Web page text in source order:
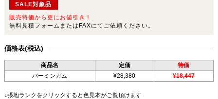
SALE対象品
販売特価から更にお値引き！
無料見積フォームまたはFAXにてご依頼ください。
価格表(税込)
商品名 定価
特価
バーミンガム
¥28,380 ¥18,447
↓張地ランクをクリックすると色見本がご覧頂けます